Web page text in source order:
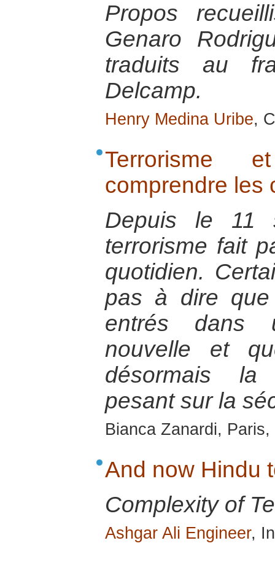
Propos
Genaro
traduits au
Delcamp.
Henry Medina Uribe,
Terrorisme
comprendre les
Depuis le 11
terrorisme fait
quotidien.
pas à dire que
entrés dans
nouvelle et
désormais la
pesant sur la
Bianca Zanardi,
And now Hindu
Complexity of
Ashgar Ali Engineer,